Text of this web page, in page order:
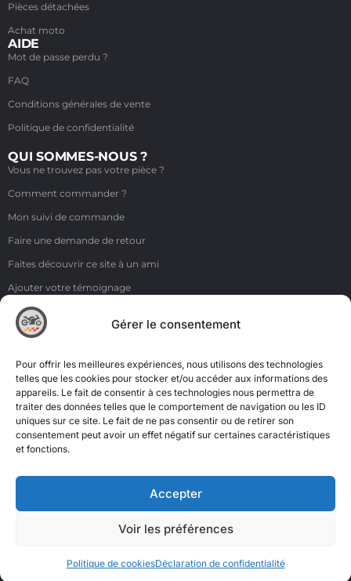
Gérer le consentement
Pour offrir les meilleures expériences, nous utilisons des technologies
telles que les cookies pour stocker et/ou accéder aux informations des
appareils. Le fait de consentir à ces technologies nous permettra de
traiter des données telles que le comportement de navigation ou les ID
uniques sur ce site. Le fait de ne pas consentir ou de retirer son
consentement peut avoir un effet négatif sur certaines caractéristiques
et fonctions.
Accepter
Voir les préférences
Politique de cookiesDéclaration de confidentialité
Pièces détachées
Achat moto
AIDE
Mot de passe perdu ?
FAQ
Conditions générales de vente
Politique de confidentialité
QUI SOMMES-NOUS ?
Vous ne trouvez pas votre pièce ?
Comment commander ?
Mon suivi de commande
Faire une demande de retour
Faites découvrir ce site à un ami
Ajouter votre témoignage
Voir tous les témoignages
Liens
NOS COORDONNÉES
ZI de la Moinerie - 8 rue du Roussillon 91220 Bretigny sur Orge
Email: contact@accimoto.com
Standard : +33(0)1 69 88 16 16